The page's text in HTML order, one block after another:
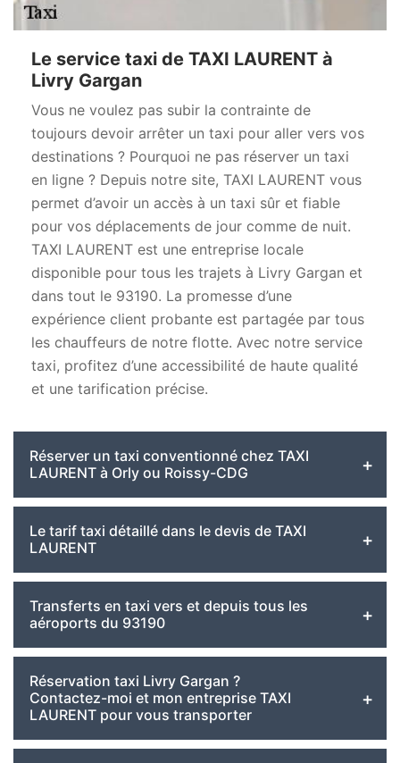
Le service taxi de TAXI LAURENT à
Livry Gargan
Vous ne voulez pas subir la contrainte de
toujours devoir arrêter un taxi pour aller vers vos
destinations ? Pourquoi ne pas réserver un taxi
en ligne ? Depuis notre site, TAXI LAURENT vous
permet d’avoir un accès à un taxi sûr et fiable
pour vos déplacements de jour comme de nuit.
TAXI LAURENT est une entreprise locale
disponible pour tous les trajets à Livry Gargan et
dans tout le 93190. La promesse d’une
expérience client probante est partagée par tous
les chauffeurs de notre flotte. Avec notre service
taxi, profitez d’une accessibilité de haute qualité
et une tarification précise.
Réserver un taxi conventionné chez TAXI
LAURENT à Orly ou Roissy-CDG
Le tarif taxi détaillé dans le devis de TAXI
LAURENT
Transferts en taxi vers et depuis tous les
aéroports du 93190
Réservation taxi Livry Gargan ?
Contactez-moi et mon entreprise TAXI
LAURENT pour vous transporter